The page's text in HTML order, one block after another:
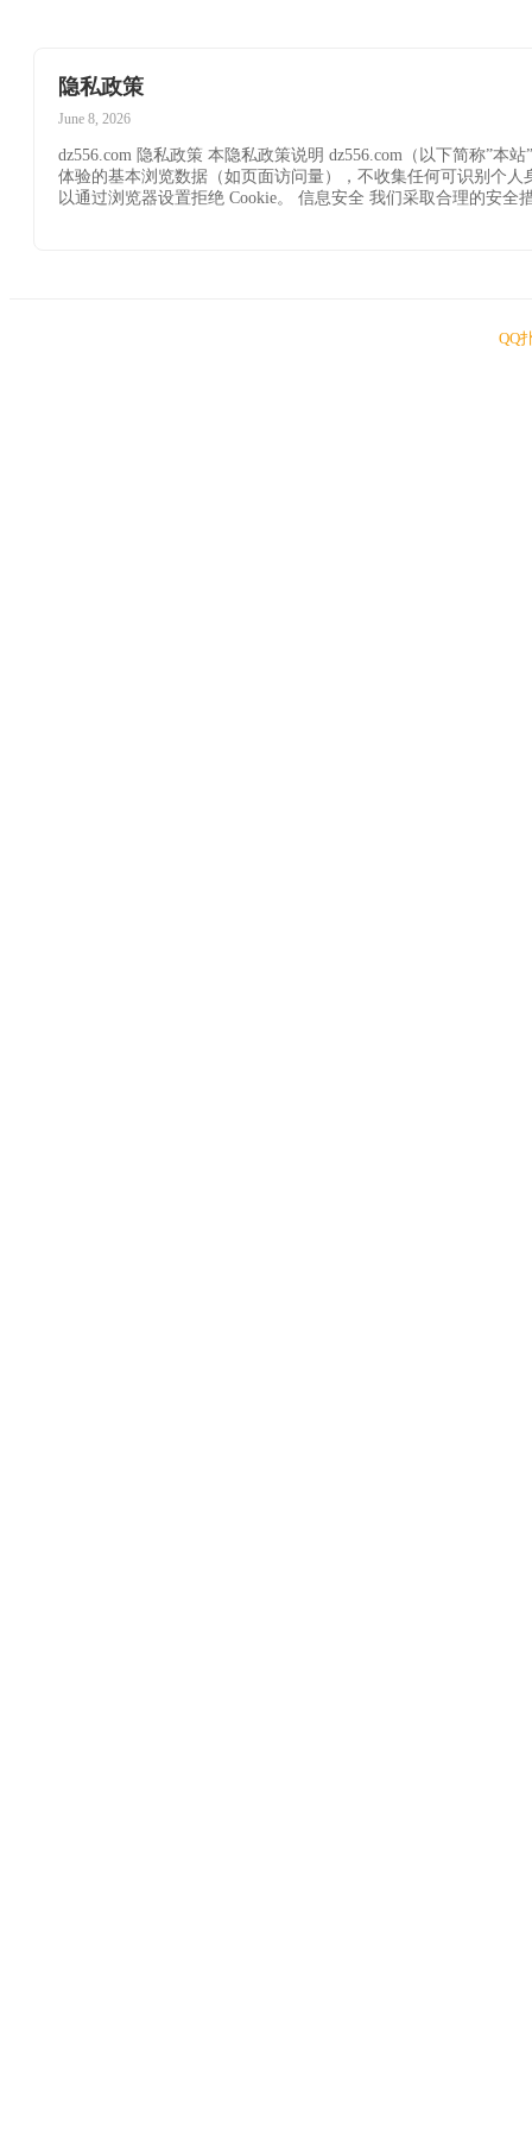
隐私政策
June 8, 2026
dz556.com 隐私政策 本隐私政策说明 dz556.com（以下简称”本
体验的基本浏览数据（如页面访问量），不收集任何可识别个
以通过浏览器设置拒绝 Cookie。 信息安全 我们采取合理的安
QQ